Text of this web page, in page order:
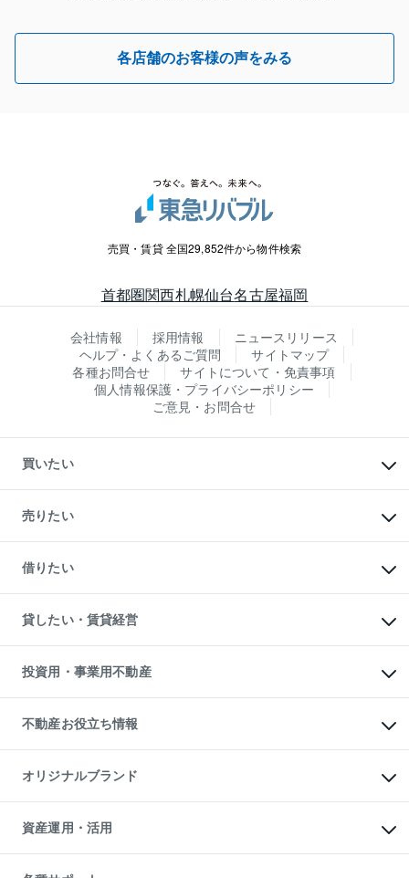
各店舗のお客様の声をみる
売買・賃貸 全国29,852件から物件検索
首都圏関西札幌仙台名古屋福岡
会社情報 採用情報
ニュースリリース
ヘルプ・よくあるご質問
サイトマップ
各種お問合せ
サイトについて・免責事項
個人情報保護・プライバシーポリシー
ご意見・お問合せ
買いたい
新築・分譲マンションの購入
中古マンションの購入
一戸建ての購入
中古一戸建ての購入
不動産購入の流れ
注目キーワード物件特集
購入ガイド
English 繁体中文簡体中文
売りたい
一戸建ての売却・査定
土地の売却・査定
スピードAI査定
不動産査定について
不動産売却の流れ
不動産買換えの流れ
売却ガイド
借りたい
オフィス・店舗の賃貸
借りるときの流れ
借りるガイド
貸したい・賃貸経営
マンション賃料データ
賃貸管理プラン
リロケーションについて
貸すガイド
投資用・事業用不動産
事業用不動産
マンション投資
投資用マンション
アパート経営
収益物件
ビル購入（ビル一棟）
投資用不動産の売却査定
事業用不動産の売却査定
不動産お役立ち情報
マンションライブラリー
人気マンションランキング
暮らしに役立つ不動産メディア
不動産相場・不動産価格情報
不動産コラム・ニュース
不動産用語集
オリジナルブランド
一棟リノベーションマンション
L`GENTE（ルジェンテ）
区分リノベーションマンション
資産運用・活用